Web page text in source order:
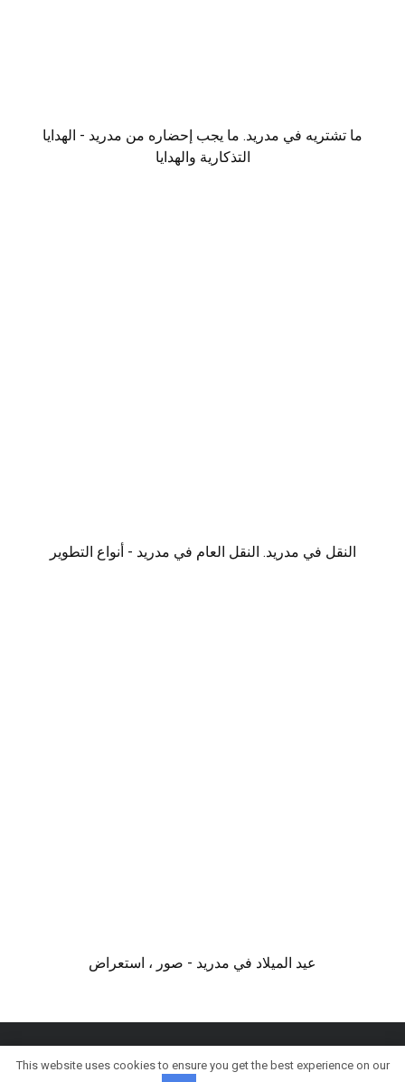
ما تشتريه في مدريد. ما يجب إحضاره من مدريد - الهدايا
التذكارية والهدايا
النقل في مدريد. النقل العام في مدريد - أنواع التطوير
عيد الميلاد في مدريد - صور ، استعراض
This website uses cookies to ensure you get the best experience on our